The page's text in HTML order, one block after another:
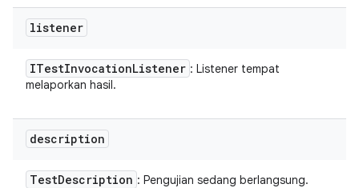
listener
ITestInvocationListener : Listener tempat
melaporkan hasil.
description
TestDescription : Pengujian sedang berlangsung.